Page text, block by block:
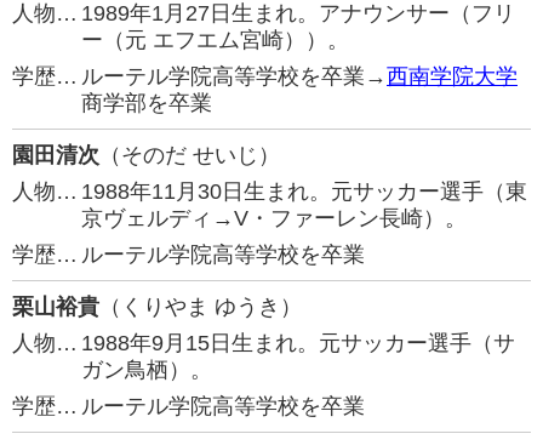
人物… 1989年1月27日生まれ。アナウンサー（フリ
ー（元 エフエム宮崎））。
学歴… ルーテル学院高等学校を卒業→西南学院大学
商学部を卒業
園田清次 （そのだ せいじ）
人物… 1988年11月30日生まれ。元サッカー選手（東
京ヴェルディ→V・ファーレン長崎）。
学歴… ルーテル学院高等学校を卒業
栗山裕貴 （くりやま ゆうき）
人物… 1988年9月15日生まれ。元サッカー選手（サ
ガン鳥栖）。
学歴… ルーテル学院高等学校を卒業